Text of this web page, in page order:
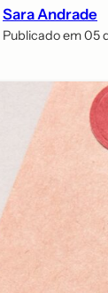
Sara Andrade
Publicado em 05